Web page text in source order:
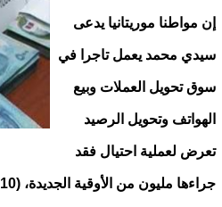
إن مواطنا موريتانيا يدعى
سيدي محمد يعمل تاجرا في
سوق تحويل العملات وبيع
الهواتف وتحويل الرصيد
تعرض لعملية احتيال فقد